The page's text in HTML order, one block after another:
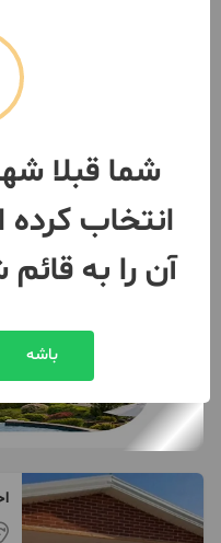
شما قبلا
انتخاب کرده
آن را به
باشه